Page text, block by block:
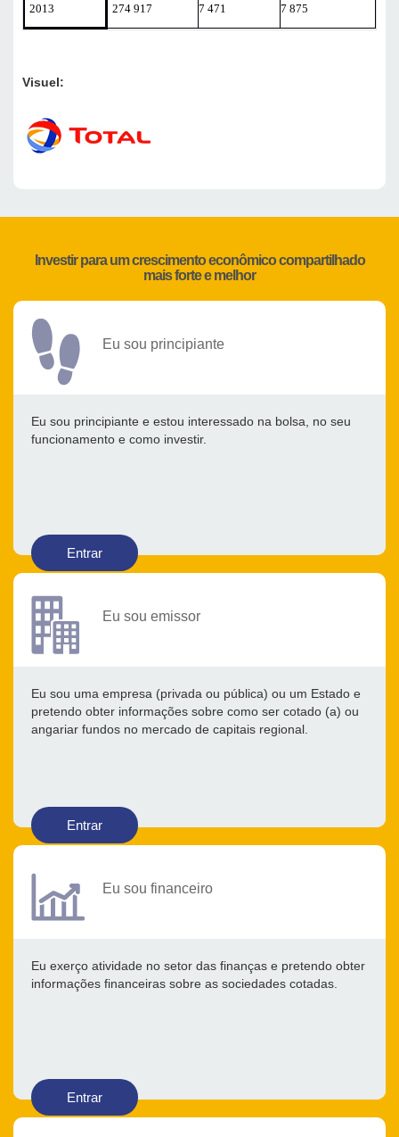
2013 274 917 7 471 7 875
Visuel:
Investir para um crescimento econômico compartilhado
mais forte e melhor
Eu sou principiante
Eu sou principiante e estou interessado na bolsa, no seu
funcionamento e como investir.
Entrar
Eu sou emissor
Eu sou uma empresa (privada ou pública) ou um Estado e
pretendo obter informações sobre como ser cotado (a) ou
angariar fundos no mercado de capitais regional.
Entrar
Eu sou financeiro
Eu exerço atividade no setor das finanças e pretendo obter
informações financeiras sobre as sociedades cotadas.
Entrar